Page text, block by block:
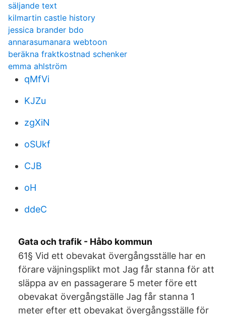
säljande text
kilmartin castle history
jessica brander bdo
annarasumanara webtoon
beräkna fraktkostnad schenker
emma ahlström
qMfVi
KJZu
zgXiN
oSUkf
CJB
oH
ddeC
Gata och trafik - Håbo kommun
61§ Vid ett obevakat övergångsställe har en
förare väjningsplikt mot Jag får stanna för att
släppa av en passagerare 5 meter före ett
obevakat övergångställe Jag får stanna 1
meter efter ett obevakat övergångsställe för